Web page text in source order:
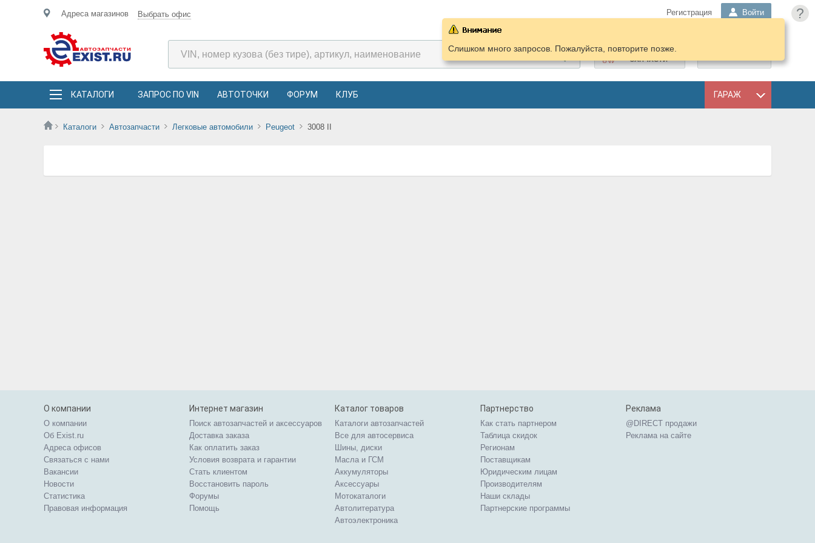
?
Адреса магазинов Выбрать офис Регистрация Войти
ПОДОБРАТЬ
ЗАПЧАСТИ
КАТАЛОГИ ЗАПРОС ПО VIN АВТОТОЧКИ ФОРУМ КЛУБ ГАРАЖ
Каталоги Автозапчасти Легковые автомобили Peugeot 3008 II
Слишком много запросов. Пожалуйста, повторите позже.
О компании
О компании
Об Exist.ru
Адреса офисов
Связаться с нами
Вакансии
Новости
Статистика
Правовая информация
Интернет магазин
Поиск автозапчастей и аксессуаров
Доставка заказа
Как оплатить заказ
Условия возврата и гарантии
Стать клиентом
Восстановить пароль
Форумы
Помощь
Каталог товаров
Каталоги автозапчастей
Все для автосервиса
Шины, диски
Масла и ГСМ
Аккумуляторы
Аксессуары
Мотокаталоги
Автолитература
Автоэлектроника
Партнерство
Как стать партнером
Таблица скидок
Регионам
Поставщикам
Юридическим лицам
Производителям
Наши склады
Партнерские программы
Реклама
@DIRECT продажи
Реклама на сайте